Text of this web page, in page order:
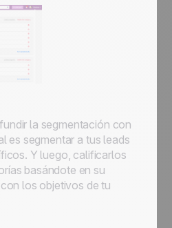
la segmentación con
es segmentar a tus leads
Y luego, calificarlos
basándote en su
los objetivos de tu